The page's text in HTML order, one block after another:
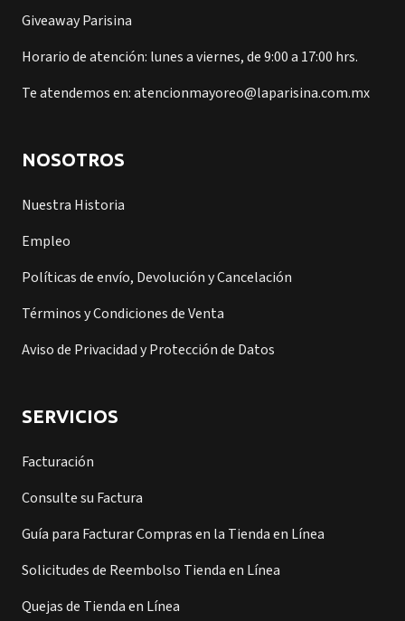
Giveaway Parisina
Horario de atención: lunes a viernes, de 9:00 a 17:00 hrs.
Te atendemos en: atencionmayoreo@laparisina.com.mx
NOSOTROS
Nuestra Historia
Empleo
Políticas de envío, Devolución y Cancelación
Términos y Condiciones de Venta
Aviso de Privacidad y Protección de Datos
SERVICIOS
Facturación
Consulte su Factura
Guía para Facturar Compras en la Tienda en Línea
Solicitudes de Reembolso Tienda en Línea
Quejas de Tienda en Línea